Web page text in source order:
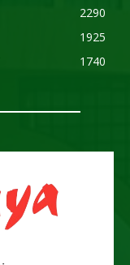
2290
1925
1740